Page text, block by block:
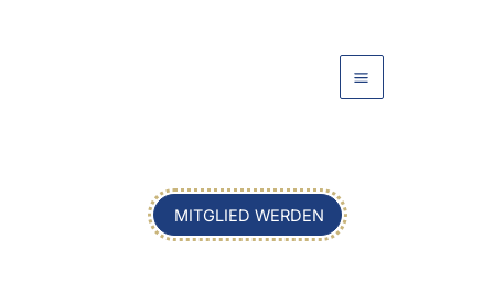
MITGLIED WERDEN